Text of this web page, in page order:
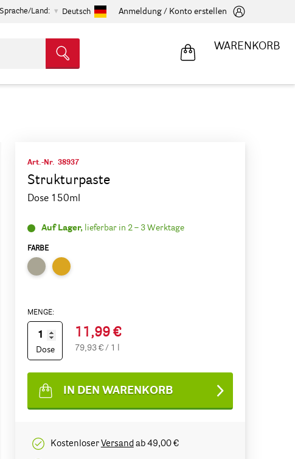
Sprache/Land: Deutsch Anmeldung / Konto erstellen
WARENKORB
Art.-Nr. 38937
Strukturpaste
Dose 150ml
Auf Lager, lieferbar in 2 – 3 Werktage
MENGE:
Dose
11,99 €
79,93 € / 1 l
FARBE
IN DEN WARENKORB
KostenloserVersand ab 49,00 €